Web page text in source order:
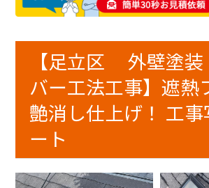
【足立区 外壁塗装
バー工法工事】遮熱
艶消し仕上げ！ 工
ート